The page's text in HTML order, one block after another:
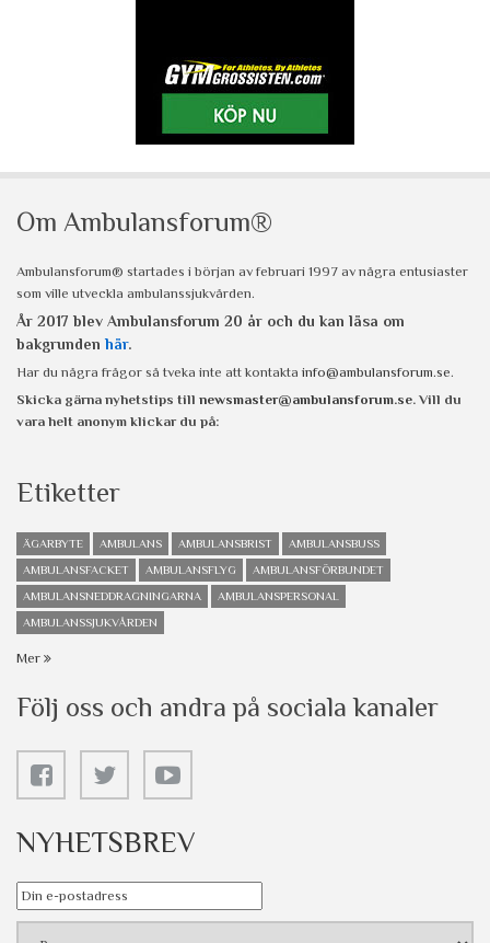
Om Ambulansforum®
Ambulansforum® startades i början av februari 1997 av några entusiaster
som ville utveckla ambulanssjukvården.
År 2017 blev Ambulansforum 20 år och du kan läsa om
bakgrunden här.
Har du några frågor så tveka inte att kontakta info@ambulansforum.se.
Skicka gärna nyhetstips till newsmaster@ambulansforum.se. Vill du
vara helt anonym klickar du på:
Etiketter
ÄGARBYTE AMBULANS AMBULANSBRIST
AMBULANSBUSS
AMBULANSFACKET
AMBULANSFLYG
AMBULANSFÖRBUNDET
AMBULANSNEDDRAGNINGARNA
AMBULANSPERSONAL
AMBULANSSJUKVÅRDEN
Mer
Följ oss och andra på sociala kanaler
NYHETSBREV